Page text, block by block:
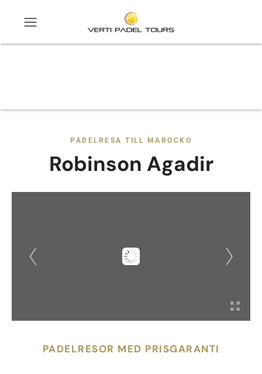
PADELRESA TILL MAROCKO
Robinson Agadir
PADELRESOR MED PRISGARANTI